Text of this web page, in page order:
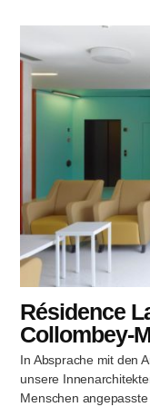
Résidence
Collombey-
In Absprache mit den
unsere
Menschen angepasste